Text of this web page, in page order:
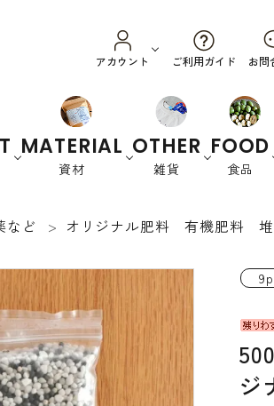
アカウント ご利用ガイド お問
ト
緑肥など
ア
MATERIAL
資材
OTHER
雑貨
類
籍
FOOD
食品
ど オリジナル肥料 有機肥料
ジ